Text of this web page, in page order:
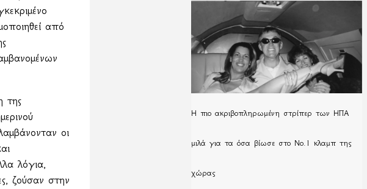
από
της
οι
λόγια,
ζούσαν στην
H πιο ακριβοπληρωμένη στρίπερ των ΗΠΑ
μιλά για τα όσα βίωσε στο Νο.1 κλαμπ της
χώρας